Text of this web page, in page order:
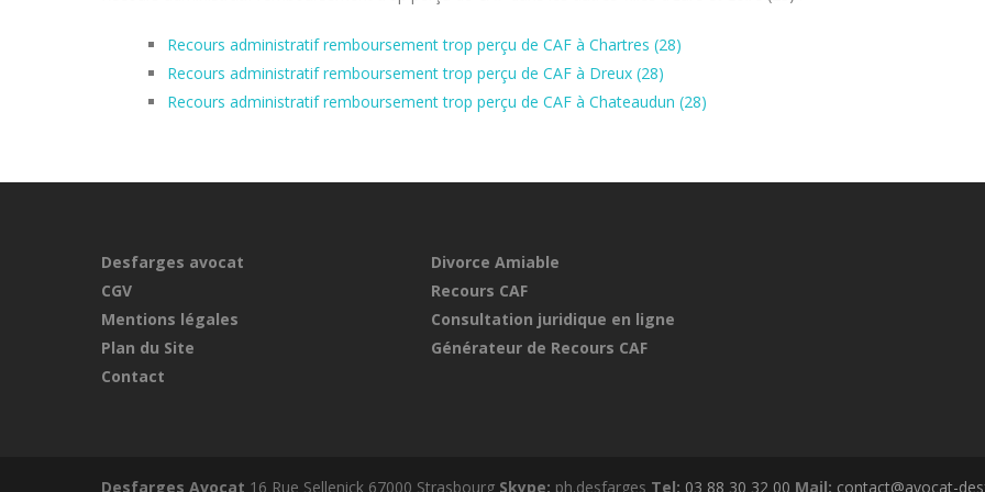
Recours administratif remboursement trop perçu de CAF à Chartres (28)
Recours administratif remboursement trop perçu de CAF à Dreux (28)
Recours administratif remboursement trop perçu de CAF à Chateaudun (28)
Desfarges avocat
CGV
Mentions légales
Plan du Site
Contact
Divorce Amiable
Recours CAF
Consultation juridique en ligne
Générateur de Recours CAF
Desfarges Avocat 16 Rue Sellenick 67000 Strasbourg Skype: ph.desfarges Tel: 03 88 30 32 00 Mail: contact@avocat-